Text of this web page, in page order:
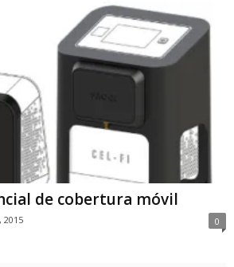
de cobertura móvil
2015 0